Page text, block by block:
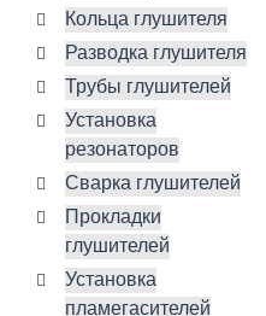
Кольца глушителя
Разводка глушителя
Трубы глушителей
Установка
резонаторов
Сварка глушителей
Прокладки
глушителей
Установка
пламегасителей